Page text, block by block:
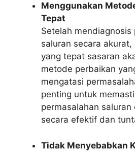
Menggunakan
Tepat
Setelah mendiagnosis
saluran secara
yang tepat sasaran
metode perbaikan
mengatasi
penting untuk
permasalahan
secara efektif dan
Tidak Menyebabkan